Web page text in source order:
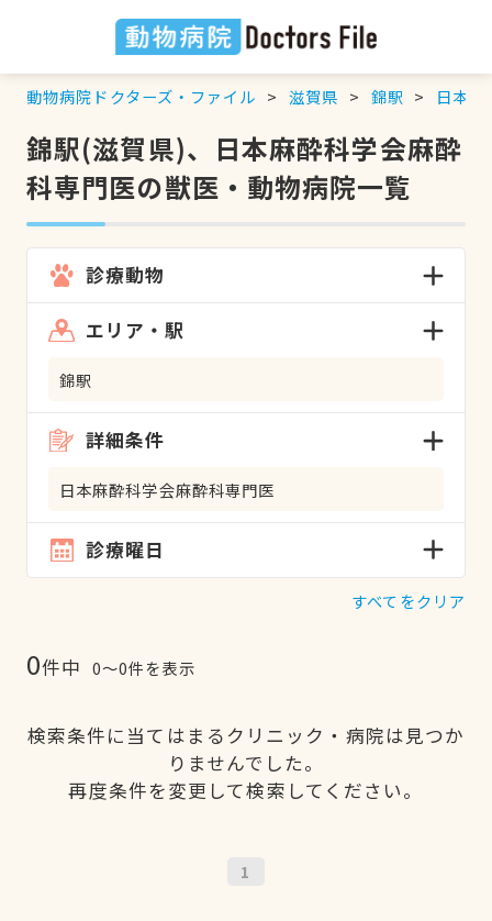
動物病院ドクターズ・ファイル 滋賀県 錦駅 日本
錦駅(滋賀県)、日本麻酔科学会麻酔
科専門医の獣医・動物病院一覧
診療動物
エリア・駅
錦駅
詳細条件
日本麻酔科学会麻酔科専門医
診療曜日
すべてをクリア
0件中 0〜0件を表示
検索条件に当てはまるクリニック・病院は見つか
りませんでした。
再度条件を変更して検索してください。
1